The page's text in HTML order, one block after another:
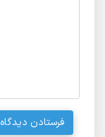
فرستادن دیدگاه